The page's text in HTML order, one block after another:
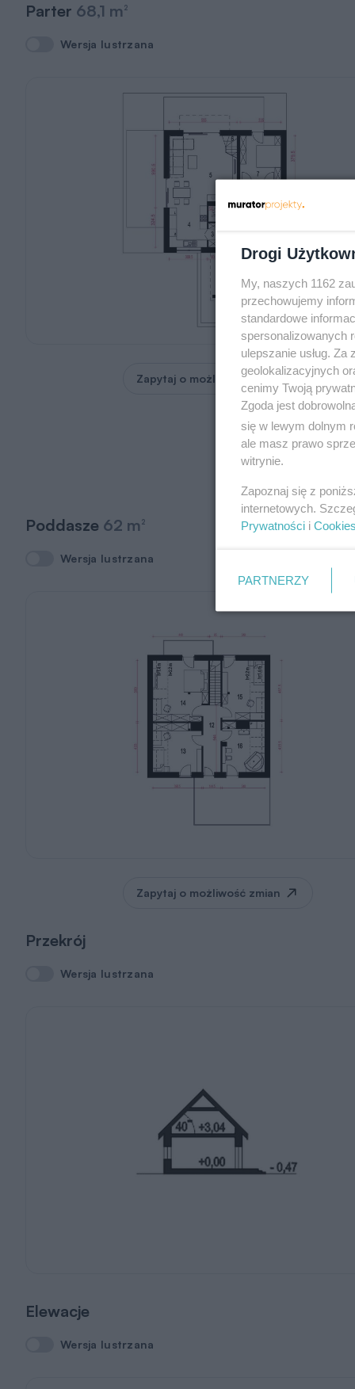
Parter 68,1 m 2
Wersja lustrzana
Wersja lustrzana
Zapytaj o możliwość zmian
Poddasze 62 m 2
Wersja lustrzana
Wersja lustrzana
Zapytaj o możliwość zmian
Przekrój
Wersja lustrzana
Wersja lustrzana
Elewacje
Wersja lustrzana
Wersja lustrzana
Drogi
My, naszych 1162
przechowujemy
standardowe
spersonalizowanych
ulepszanie usług.
geolokalizacyjnych
cenimy Twoją
Zgoda jest
się w lewym dolnym
ale masz prawo
witrynie.
Zapoznaj się z
internetowych.
Prywatności i Cookies
PARTNERZY